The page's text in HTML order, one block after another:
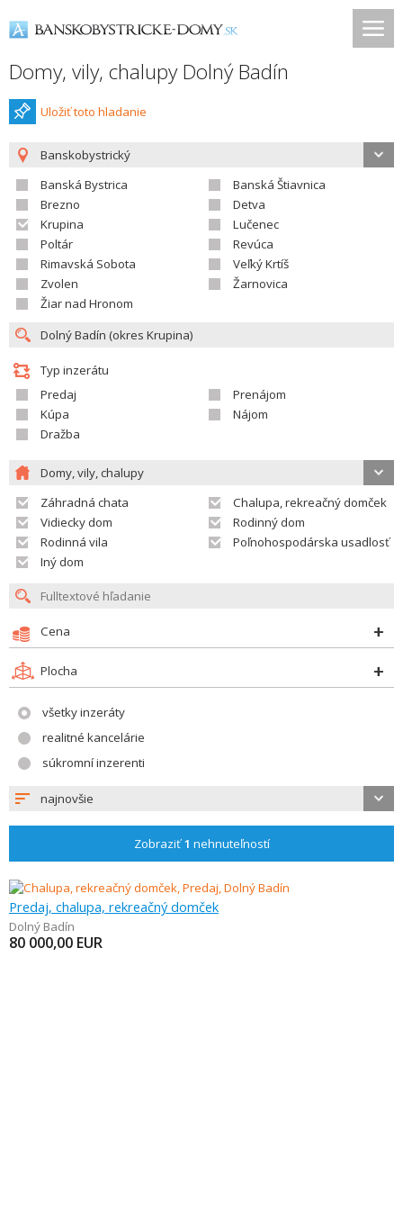
Domy, vily, chalupy Dolný Badín
Uložiť toto hladanie
Banskobystrický
Banská Bystrica
Banská Štiavnica
Brezno
Detva
Krupina
Lučenec
Poltár
Revúca
Rimavská Sobota
Veľký Krtíš
Zvolen
Žarnovica
Žiar nad Hronom
Typ inzerátu
Predaj
Prenájom
Kúpa
Nájom
Dražba
Domy, vily, chalupy
Záhradná chata
Chalupa, rekreačný domček
Vidiecky dom
Rodinný dom
Rodinná vila
Poľnohospodárska usadlosť
Iný dom
Cena
Plocha
všetky inzeráty
realitné kancelárie
súkromní inzerenti
najnovšie
Zobraziť1 nehnuteľností
Predaj, chalupa, rekreačný domček
Dolný Badín
80 000,00 EUR